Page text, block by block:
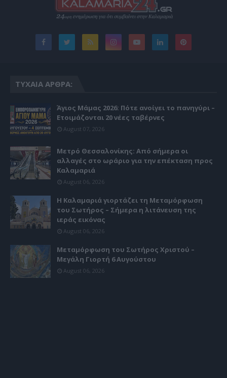
ΤΥΧΑΊΑ ΆΡΘΡΑ:
Άγιος Μάμας 2026: Πότε ανοίγει το πανηγύρι –
Ετοιμάζονται 20 νέες ταβέρνες
August 07, 2026
Μετρό Θεσσαλονίκης: Από σήμερα οι
αλλαγές στο ωράριο για την επέκταση προς
Καλαμαριά
August 06, 2026
Η Καλαμαριά γιορτάζει τη Μεταμόρφωση
του Σωτήρος – Σήμερα η λιτάνευση της
ιεράς εικόνας
August 06, 2026
Μεταμόρφωση του Σωτήρος Χριστού –
Μεγάλη Γιορτή 6 Αυγούστου
August 06, 2026